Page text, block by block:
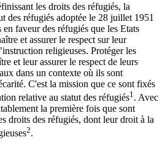
les droits des réfugiés, la
des réfugiés adoptée le 28 juillet 1951
faveur des réfugiés que les Etats
et assurer le respect sur leur
religieuses. Protéger les
et leur assurer le respect de leurs
dans un contexte où ils sont
C'est la mission que ce sont fixés
relative au statut des réfugiés1 . Avec
la première fois que sont
droits des réfugiés, dont leur droit à la
2.